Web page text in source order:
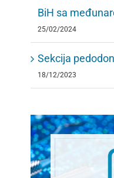
BiH sa
25/02/2024
Sekcija
18/12/2023